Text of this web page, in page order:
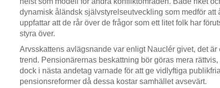
dynamisk åländsk självstyrelseutveckling som medför att
uppfattar att de rår över de frågor som ett litet folk har
styra över.
Arvsskattens avlägsnande var enligt Nauclér givet, det
trend. Pensionärernas beskattning bör göras mera
dock i nästa andetag varnade för att ge vidlyftiga
pensionsreformer då dessa kostar samhället avsevärt.